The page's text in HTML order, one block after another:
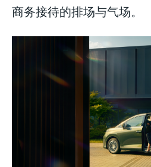
商务接待的排场与气场。